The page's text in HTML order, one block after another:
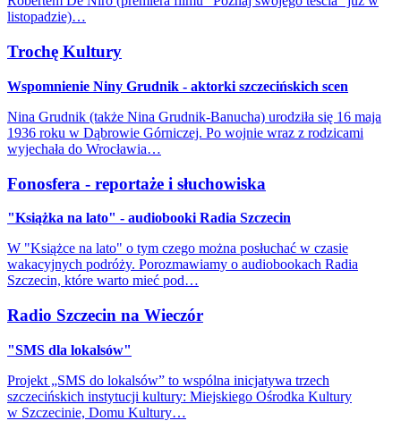
listopadzie)…
Trochę Kultury
Wspomnienie Niny Grudnik - aktorki szczecińskich scen
Nina Grudnik (także Nina Grudnik-Banucha) urodziła się 16 maja
1936 roku w Dąbrowie Górniczej. Po wojnie wraz z rodzicami
wyjechała do Wrocławia…
Fonosfera - reportaże i słuchowiska
"Książka na lato" - audiobooki Radia Szczecin
W "Książce na lato" o tym czego można posłuchać w czasie
wakacyjnych podróży. Porozmawiamy o audiobookach Radia
Szczecin, które warto mieć pod…
Radio Szczecin na Wieczór
"SMS dla lokalsów"
Projekt „SMS do lokalsów” to wspólna inicjatywa trzech
szczecińskich instytucji kultury: Miejskiego Ośrodka Kultury
w Szczecinie, Domu Kultury…